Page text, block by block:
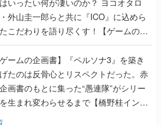
外山圭一郎らと共に『ICO』に込めら
こだわりを語り尽くす！【ゲームの企
】
ゲームの企画書】『ペルソナ3』を築き
げたのは反骨心とリスペクトだった。赤
画書のもとに集った“愚連隊”がシリー
生まれ変わらせるまで【橋野桂インタ